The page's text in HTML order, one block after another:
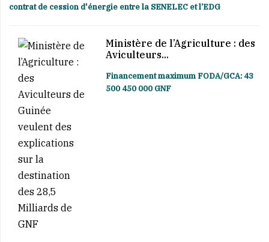
contrat de cession d'énergie entre la SENELEC et l’EDG
Ministère de l’Agriculture : des
Aviculteurs...
Financement maximum FODA/GCA: 43
500 450 000 GNF